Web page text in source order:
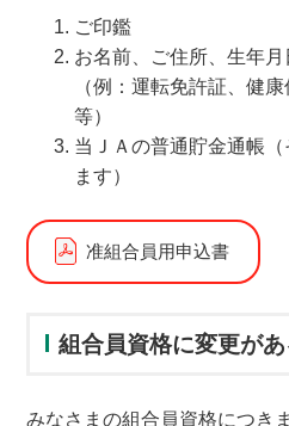
ご印鑑
お名前、ご住所、生年
（例：運転免許証、健
等）
当ＪＡの普通貯金通帳
ます）
准組合員用申込書
組合員資格に変更が
みなさまの組合員資格につき